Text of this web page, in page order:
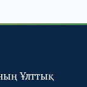
Ұлттық